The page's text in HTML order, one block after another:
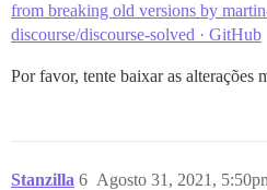
from breaking old versions by
discourse/discourse-solved · GitHub
Por favor, tente baixar as alterações
Stanzilla Agosto 31, 2021,
6